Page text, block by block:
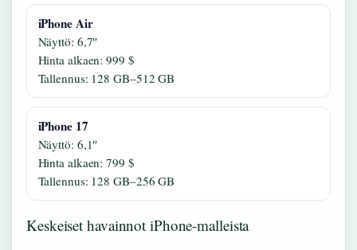
iPhone Air
Näyttö: 6,7″
Hinta alkaen: 999 $
Tallennus: 128 GB–512 GB
iPhone 17
Näyttö: 6,1″
Hinta alkaen: 799 $
Tallennus: 128 GB–256 GB
Keskeiset havainnot iPhone-malleista